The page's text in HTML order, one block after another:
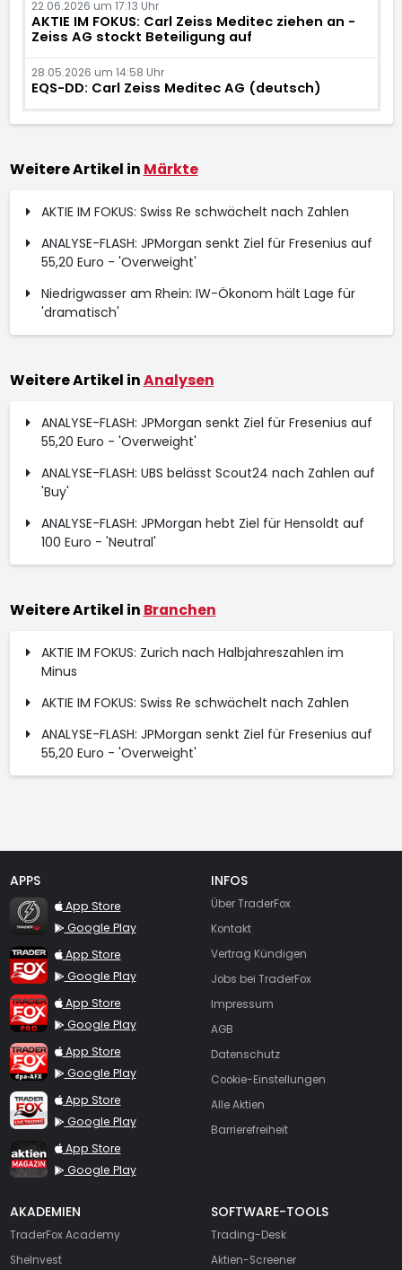
22.06.2026 um 17:13 Uhr
AKTIE IM FOKUS: Carl Zeiss Meditec ziehen an -
Zeiss AG stockt Beteiligung auf
28.05.2026 um 14:58 Uhr
EQS-DD: Carl Zeiss Meditec AG (deutsch)
Weitere Artikel in Märkte
AKTIE IM FOKUS: Swiss Re schwächelt nach Zahlen
ANALYSE-FLASH: JPMorgan senkt Ziel für Fresenius auf
55,20 Euro - 'Overweight'
Niedrigwasser am Rhein: IW-Ökonom hält Lage für
'dramatisch'
Weitere Artikel inAnalysen
ANALYSE-FLASH: JPMorgan senkt Ziel für Fresenius auf
55,20 Euro - 'Overweight'
ANALYSE-FLASH: UBS belässt Scout24 nach Zahlen auf
'Buy'
ANALYSE-FLASH: JPMorgan hebt Ziel für Hensoldt auf
100 Euro - 'Neutral'
Weitere Artikel in Branchen
AKTIE IM FOKUS: Zurich nach Halbjahreszahlen im
Minus
AKTIE IM FOKUS: Swiss Re schwächelt nach Zahlen
ANALYSE-FLASH: JPMorgan senkt Ziel für Fresenius auf
55,20 Euro - 'Overweight'
APPS
TraderFox Flash
App Store
Google Play
TraderFox App
App Store
Google Play
TraderFox Pro
App Store
Google Play
TraderFox dpa-AFX ProFeed
App Store
Google Play
TraderFox Live Trading
App Store
Google Play
TraderFox aktien Magazin
App Store
Google Play
INFOS
Über TraderFox
Kontakt
Vertrag Kündigen
Jobs bei TraderFox
Impressum
AGB
Datenschutz
Cookie-Einstellungen
Alle Aktien
Barrierefreiheit
AKADEMIEN
TraderFox Academy
SheInvest
SOFTWARE-TOOLS
Trading-Desk
Aktien-Screener